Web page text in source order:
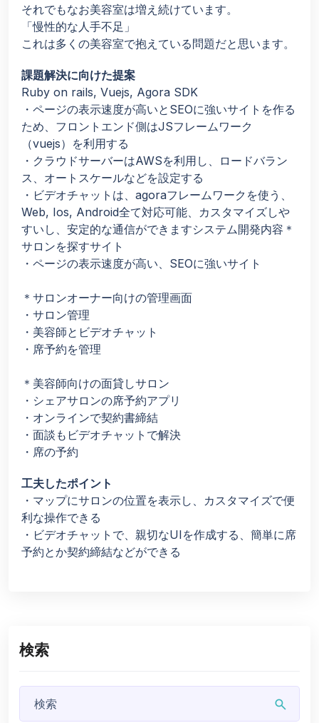
それでもなお美容室は増え続けています。
「慢性的な人手不足」
これは多くの美容室で抱えている問題だと思います。
課題解決に向けた提案
Ruby on rails, Vuejs, Agora SDK
・ページの表示速度が高いとSEOに強いサイトを作る
ため、フロントエンド側はJSフレームワーク
（vuejs）を利用する
・クラウドサーバーはAWSを利用し、ロードバラン
ス、オートスケールなどを設定する
・ビデオチャットは、agoraフレームワークを使う、
Web, Ios, Android全て対応可能、カスタマイズしや
すいし、安定的な通信ができますシステム開発内容＊
サロンを探すサイト
・ページの表示速度が高い、SEOに強いサイト
＊サロンオーナー向けの管理画面
・サロン管理
・美容師とビデオチャット
・席予約を管理
＊美容師向けの面貸しサロン
・シェアサロンの席予約アプリ
・オンラインで契約書締結
・面談もビデオチャットで解決
・席の予約
工夫したポイント
・マップにサロンの位置を表示し、カスタマイズで便
利な操作できる
・ビデオチャットで、親切なUIを作成する、簡単に席
予約とか契約締結などができる
検索
search